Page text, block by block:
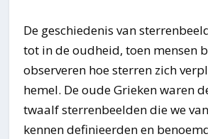
De geschiedenis van
tot in de oudheid, toen mensen
observeren hoe sterren zich
hemel. De oude Grieken waren
twaalf sterrenbeelden die we
kennen definieerden en